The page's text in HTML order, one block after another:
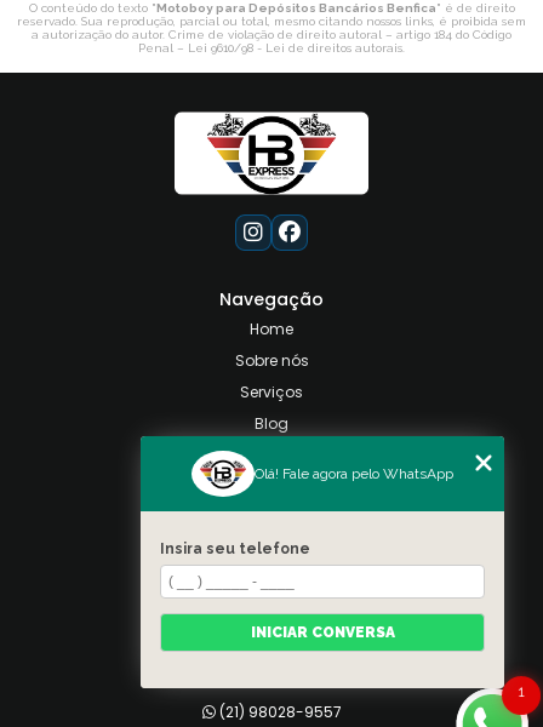
O conteúdo do texto "Motoboy para Depósitos Bancários Benfica" é de direito
reservado. Sua reprodução, parcial ou total, mesmo citando nossos links, é proibida sem
a autorização do autor. Crime de violação de direito autoral – artigo 184 do Código
Penal – Lei 9610/98 - Lei de direitos autorais.
Navegação
Home
Sobre nós
Serviços
Blog
Categorias
Mapa do site
Contato
Taquara, Rio de Janeiro
(21) 98028-9557
(21) 98028-9557
1
Olá! Fale agora pelo WhatsApp
Insira seu telefone
INICIAR CONVERSA